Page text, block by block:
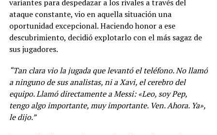
variantes para despedazar a los rivales a través del
ataque constante, vio en aquella situación una
oportunidad excepcional. Haciendo honor a ese
descubrimiento, decidió explotarlo con el más sagaz de
sus jugadores.
“Tan clara vio la jugada que levantó el teléfono. No llamó
a ninguno de sus analistas, ni a Xavi, el cerebro del
equipo. Llamó directamente a Messi: «Leo, soy Pep,
tengo algo importante, muy importante. Ven. Ahora. Ya»,
le dijo.”